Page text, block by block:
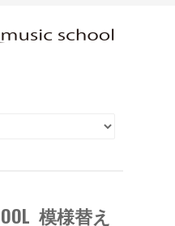
模様替え